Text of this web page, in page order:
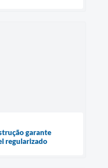
garante
regularizado